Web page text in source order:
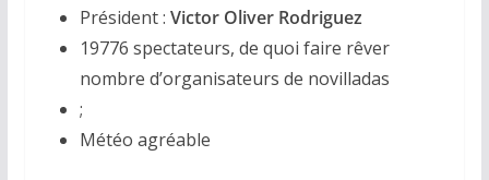
Président : Victor Oliver Rodriguez
19776 spectateurs, de quoi faire rêver
nombre d’organisateurs de novilladas
;
Météo agréable